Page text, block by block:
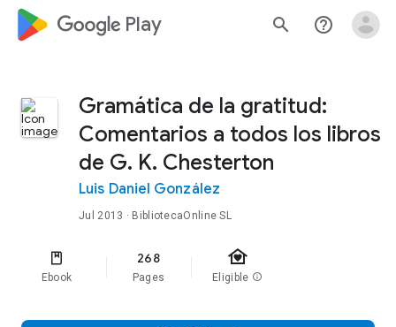
google_logo Play search help_outline
Gramática de la gratitud:
Comentarios a todos los libros
de G. K. Chesterton
Luis Daniel González
Jul 2013 · BibliotecaOnline SL
Ebook
268
Pages
family_home
Eligible info